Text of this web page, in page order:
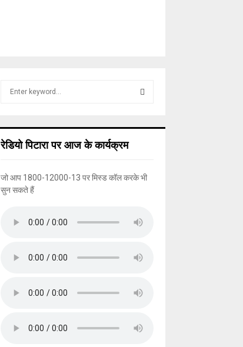
h
रेडियो पिटारा पर आज के कार्यक्रम
जो आप 1800-12000-13 पर मिस्ड कॉल करके भी
सुन सकते हैं